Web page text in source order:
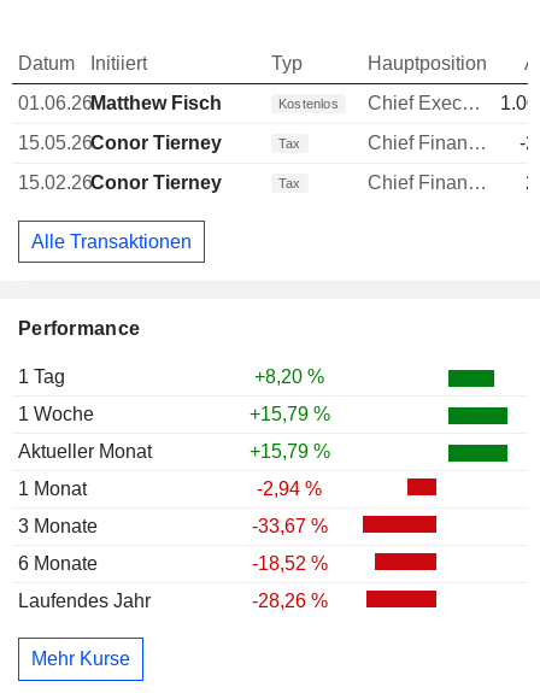
Performance
1 Tag
+8,20 %
1 Woche
+15,79 %
Aktueller Monat
+15,79 %
1 Monat
-2,94 %
3 Monate
-33,67 %
6 Monate
-18,52 %
Laufendes Jahr
-28,26 %
Mehr Kurse
Datum Initiiert Typ Hauptposition
01.06.26Matthew Fisch Kostenlos Chief Executive Officer (CEO)
15.05.26Conor Tierney Tax Chief Financial Officer (CFO)
-
15.02.26Conor Tierney Tax Chief Financial Officer (CFO)
Alle Transaktionen